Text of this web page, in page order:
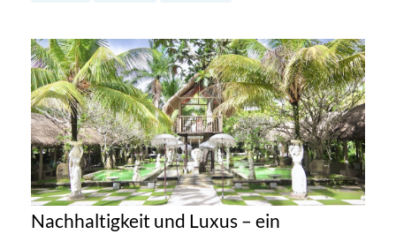
Nachhaltigkeit und Luxus – ein